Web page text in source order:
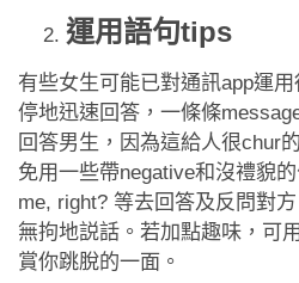
運用語句tips
有些女生可能已對通訊app運
停地迅速回答，一條條
回答男生，因為這給人很chur
免用一些帶negative和沒禮貌
me, right? 等去回答及反問對
無拘地説話。若加點趣味，可
賞你跳脫的一面。